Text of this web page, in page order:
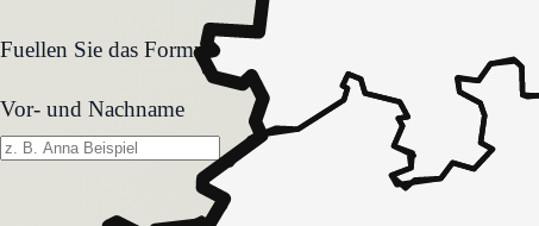
Fuellen Sie das Formular aus. Wir melden uns zeitnah und
Vor- und Nachname